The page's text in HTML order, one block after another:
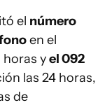
el número
en el
horas yel 092
las 24 horas,
de